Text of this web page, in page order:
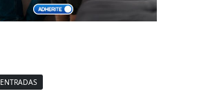
ENTRADAS